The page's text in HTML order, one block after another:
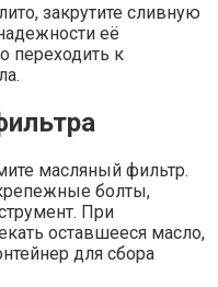
закрутите сливную
её
переходить к
масляный фильтр.
болты,
При
оставшееся масло,
для сбора